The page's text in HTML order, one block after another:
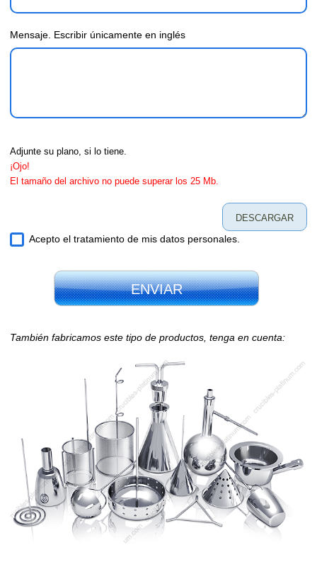
Mensaje. Escribir únicamente en inglés
Adjunte su plano, si lo tiene.
¡Ojo!
El tamaño del archivo no puede superar los 25 Мb.
DESCARGAR
Acepto el tratamiento de mis datos personales.
ENVIAR
También fabricamos este tipo de productos, tenga en cuenta: